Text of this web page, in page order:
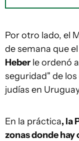
Por otro lado, el
de semana que
Heber le ordenó
seguridad" de
judías en
En la práctica, la
zonas donde